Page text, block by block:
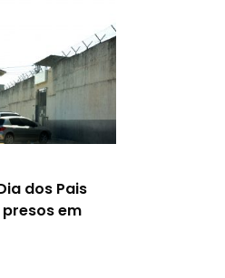
dos Pais
em